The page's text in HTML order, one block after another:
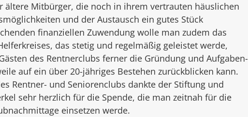
ältere Mitbürger, die noch in ihrem vertrauten häuslichen
und der Austausch ein gutes Stück
finanziellen Zuwendung wolle man zudem das
das stetig und regelmäßig geleistet werde,
des Rentnerclubs ferner die Gründung und Auf­gaben­
auf ein über 20-jähriges Bestehen zurückblicken kann.
Rentner- und Seniorenclubs dankte der Stiftung und
sehr herzlich für die Spende, die man zeitnah für die
ein­setzen werde.